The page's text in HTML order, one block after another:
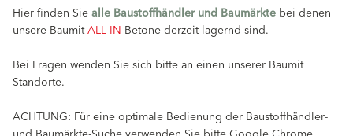
Hier finden Siealle Baustoffhändler und Baumärkte bei denen
unsere BaumitALL IN Betone derzeit lagernd sind.
Bei Fragen wenden Sie sich bitte an einen unserer Baumit
Standorte.
ACHTUNG: Für eine optimale Bedienung der Baustoffhändler-